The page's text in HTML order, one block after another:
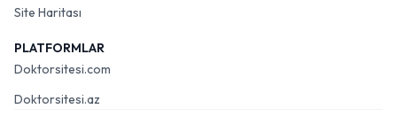
Site Haritası
PLATFORMLAR
Doktorsitesi.com
Doktorsitesi.az